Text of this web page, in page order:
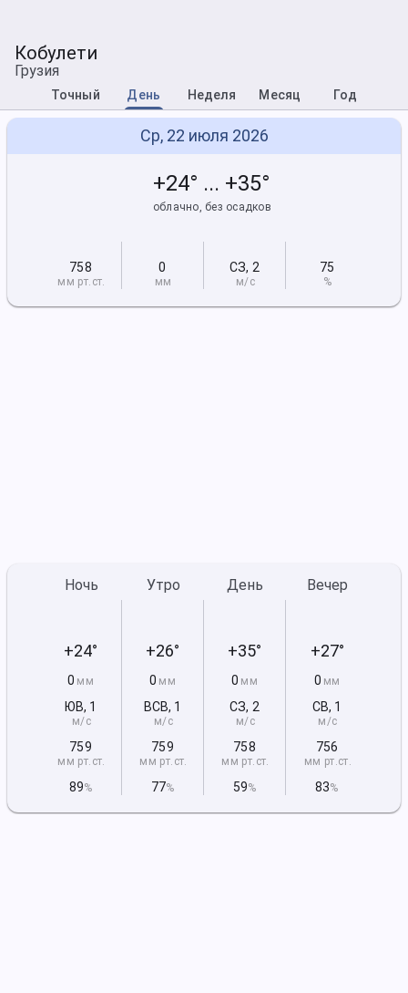
Кобулети
Грузия
Точный День Неделя Месяц Год
Ср, 22 июля 2026
+24° ... +35°
облачно, без осадков
758
мм рт.ст.
0
мм
СЗ, 2
м/с
75
%
Ночь
+24°
0 мм
ЮВ, 1
м/с
759
мм рт.ст.
89%
Утро
+26°
0 мм
ВСВ, 1
м/с
759
мм рт.ст.
77%
День
+35°
0 мм
СЗ, 2
м/с
758
мм рт.ст.
59%
Вечер
+27°
0 мм
СВ, 1
м/с
756
мм рт.ст.
83%